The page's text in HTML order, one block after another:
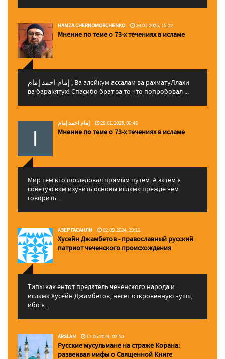
HAMZA CHERNOMORCHENKO 30.01.2025, 15:22
Мнение по теме о 73-х течениях в исламе
إمام احمد إمام , Ва алейкум ассалам ва рахматуЛлахи
ва баракятух! Спасибо брат за то что попробовал ...
إمام احمد إمام 29.01.2025, 00:43
Мнение по теме о 73-х течениях в исламе
Мир тем кто последовал прямым путем. А затем я
советую вам изучить основы ислама прежде чем
говорить...
АЗЕР ГАСАНЛИ 02.09.2024, 19:12
Хусейн Джамбетов - православный русский
патриот чеченского происхождения
Типы как ентот предатель чеченского народа и
ислама Хусейн Джамбетов, несет откровенную чушь,
ибо я...
ARSLAN 11.06.2024, 02:50
Русские мусульмане на страже Корана:
pазвеивая мифы о Священной Книге